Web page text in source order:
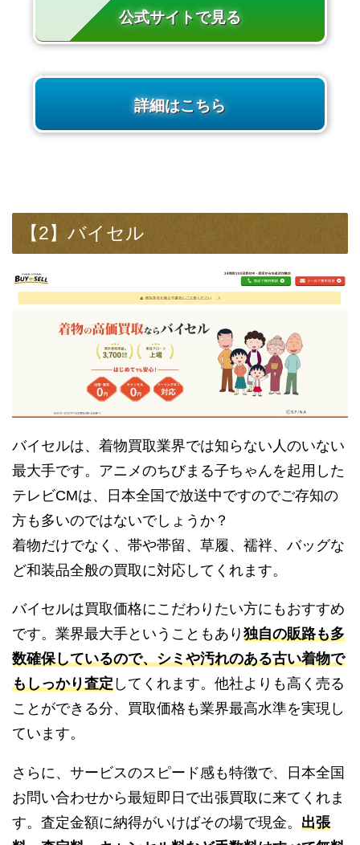
公式サイトで見る
詳細はこちら
【2】バイセル
バイセルは、着物買取業界では知らない人のいない
最大手です。アニメのちびまる子ちゃんを起用した
テレビCMは、日本全国で放送中ですのでご存知の
方も多いのではないでしょうか？
着物だけでなく、帯や帯留、草履、襦袢、バッグな
ど和装品全般の買取に対応してくれます。
バイセルは買取価格にこだわりたい方にもおすすめ
です。業界最大手ということもあり 独自の販路も多
数確保しているので、シミや汚れのある古い着物で
もしっかり査定 してくれます。他社よりも高く売る
ことができる分、買取価格も業界最高水準を実現し
ています。
さらに、サービスのスピード感も特徴で、日本全国
お問い合わせから最短即日で出張買取に来てくれま
す。査定金額に納得がいけばその場で現金。 出張